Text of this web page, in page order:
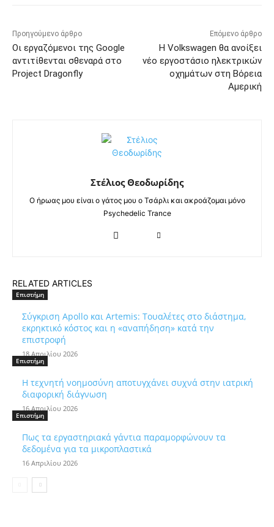
Προηγούμενο άρθρο
Οι εργαζόμενοι της Google
αντιτίθενται σθεναρά στο
Project Dragonfly
Επόμενο άρθρο
Η Volkswagen θα ανοίξει
νέο εργοστάσιο ηλεκτρικών
οχημάτων στη Βόρεια
Αμερική
Στέλιος Θεοδωρίδης
Ο ήρωας μου είναι ο γάτος μου ο Τσάρλι και ακροάζομαι μόνο
Psychedelic Trance
RELATED ARTICLES
Επιστήμη
Σύγκριση Apollo και Artemis: Τουαλέτες στο διάστημα,
εκρηκτικό κόστος και η «αναπήδηση» κατά την
επιστροφή
18 Απριλίου 2026
Επιστήμη
Η τεχνητή νοημοσύνη αποτυγχάνει συχνά στην ιατρική
διαφορική διάγνωση
16 Απριλίου 2026
Επιστήμη
Πως τα εργαστηριακά γάντια παραμορφώνουν τα
δεδομένα για τα μικροπλαστικά
16 Απριλίου 2026